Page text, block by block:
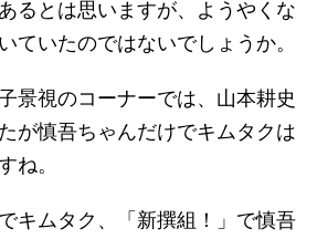
るとは思いますが、ようやくな
ていたのではないでしょうか。
景視のコーナーでは、山本耕史
が慎吾ちゃんだけでキムタクは
ね。
キムタク、「新撰組！」で慎吾